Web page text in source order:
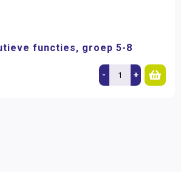
functies, groep 5-8
- +